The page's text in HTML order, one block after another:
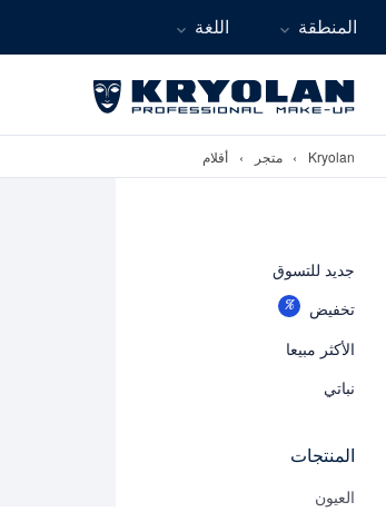
المنطقة اللغة
Kryolan
› متجر › أقلام
جديد للتسوق
تخفيض
الأكثر مبيعا
نباتي
المنتجات
العيون